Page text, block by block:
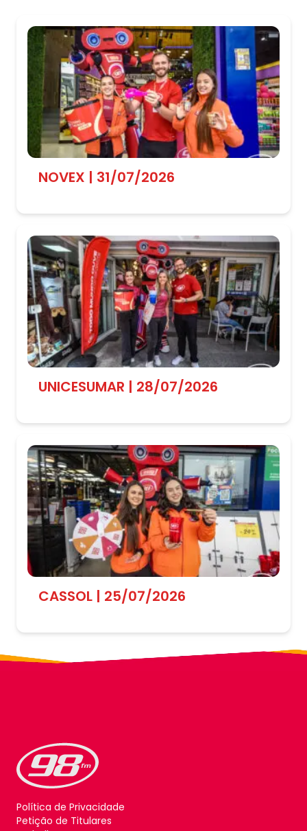
NOVEX | 31/07/2026
UNICESUMAR | 28/07/2026
CASSOL | 25/07/2026
Política de Privacidade
Petição de Titulares